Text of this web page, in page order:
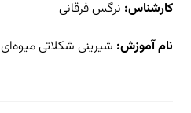
کارشناس: نرگس فرقانی
نام آموزش: شیرینی شکلاتی میوه‌ای